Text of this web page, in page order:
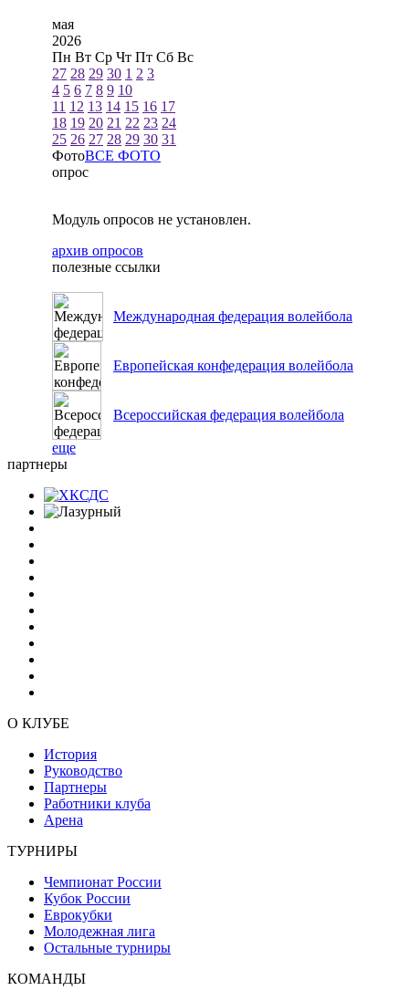
мая
2026
Пн Вт Ср Чт Пт Сб Вс
27 28 29 30 1 2 3
4 5 6 7 8 9 10
11 12 13 14 15 16 17
18 19 20 21 22 23 24
25 26 27 28 29 30 31
ФотоВСЕ ФОТО
опрос
Модуль опросов не установлен.
архив опросов
полезные ссылки
Международная федерация волейбола
Европейская конфедерация волейбола
Всероссийская федерация волейбола
еще
партнеры
О КЛУБЕ
История
Руководство
Партнеры
Работники клуба
Арена
ТУРНИРЫ
Чемпионат России
Кубок России
Еврокубки
Молодежная лига
Остальные турниры
КОМАНДЫ